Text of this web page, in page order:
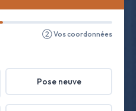
② Vos coordonnées
Pose neuve